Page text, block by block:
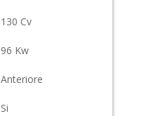
130 Cv
96 Kw
Anteriore
Si